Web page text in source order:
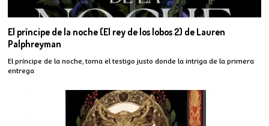
El príncipe de la noche (El rey de los lobos 2) de Lauren
Palphreyman
El príncipe de la noche, toma el testigo justo donde la intriga de la primera
entrega